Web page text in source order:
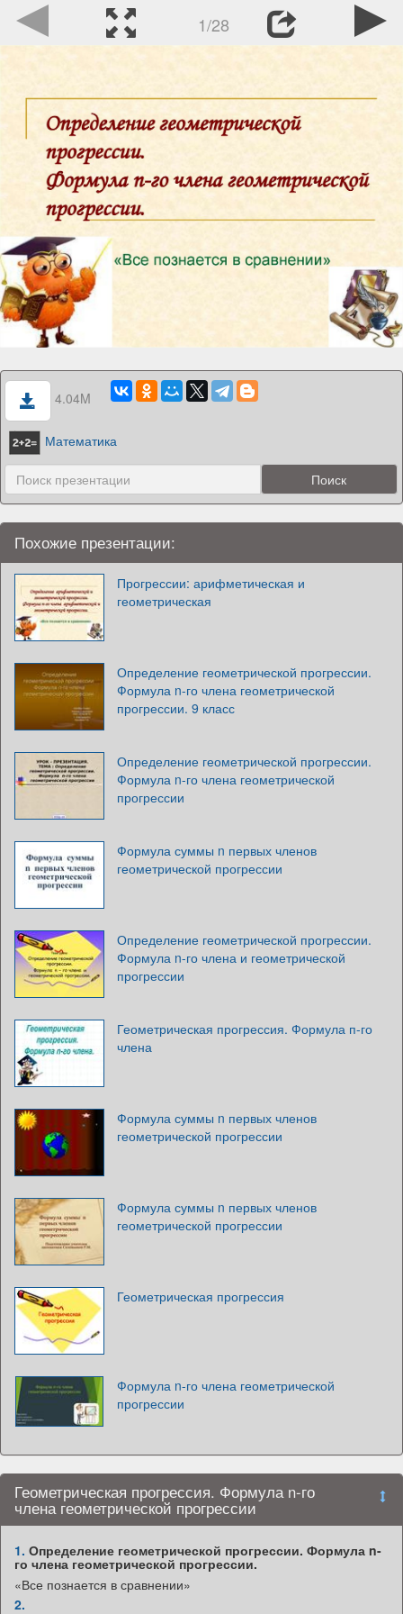
1/28
4.04M
Математика
Похожие презентации:
Прогрессии: арифметическая и
геометрическая
Определение геометрической прогрессии.
Формула n-го члена геометрической
прогрессии. 9 класс
Определение геометрической прогрессии.
Формула n-го члена геометрической
прогрессии
Формула суммы n первых членов
геометрической прогрессии
Определение геометрической прогрессии.
Формула n-го члена и геометрической
прогрессии
Геометрическая прогрессия. Формула п-го
члена
Формула суммы n первых членов
геометрической прогрессии
Формула суммы n первых членов
геометрической прогрессии
Геометрическая прогрессия
Формула n-го члена геометрической
прогрессии
Геометрическая прогрессия. Формула n-го
члена геометрической прогрессии
1. Определение геометрической прогрессии. Формула n-
го члена геометрической прогрессии.
«Все познается в сравнении»
2.